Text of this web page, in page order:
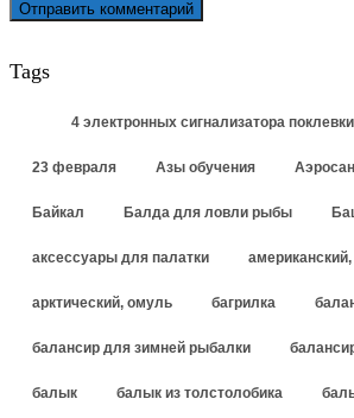
Tags
4 электронных сигнализатора
23 февраля Азы обучения
Байкал Балда для ловли рыбы
аксессуары для палатки
арктический, омуль багрилка
балансир для зимней рыбалки
балык балык из толстолобика